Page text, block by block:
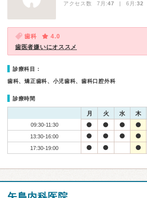
アクセス数 7月:47 | 6月:32
歯科
4.0
歯医者嫌いにオススメ
診療科目：
歯科、矯正歯科、小児歯科、歯科口腔外科
診療時間
月 火 水 木
09:30-11:30
13:30-16:00
17:30-19:00